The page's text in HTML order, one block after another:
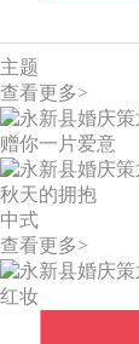
主题
查看更多>
赠你一片爱意
秋天的拥抱
中式
查看更多>
红妆